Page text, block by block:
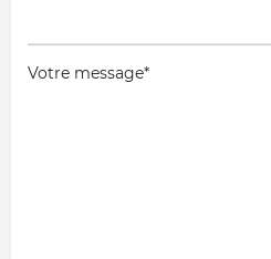
Votre message*